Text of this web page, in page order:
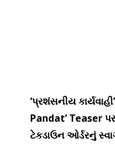
‘પ્રશંસનીય
Pandat’ Teaser
ટેકડાઉન ઓર્ડરનું